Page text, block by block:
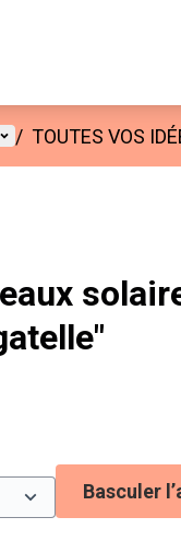
utilisateur
/ TOUTES VOS
Basculer